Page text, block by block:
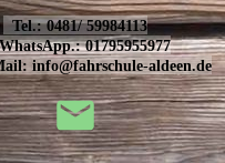
Tel.: 0481/ 59984113
01795955977
info@fahrschule-aldeen.de